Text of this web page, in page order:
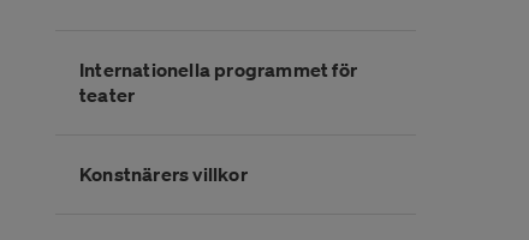
Internationella programmet för
teater
Konstnärers villkor